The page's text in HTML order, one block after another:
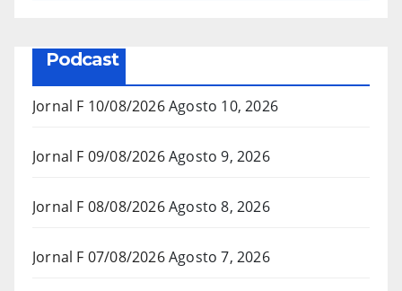
Podcast
Jornal F 10/08/2026Agosto 10, 2026
Jornal F 09/08/2026Agosto 9, 2026
Jornal F 08/08/2026Agosto 8, 2026
Jornal F 07/08/2026Agosto 7, 2026